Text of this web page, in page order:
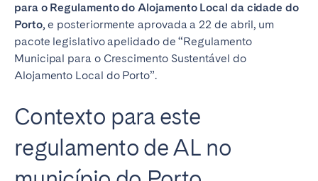
para o Regulamento do Alojamento Local da cidade do
Porto,e posteriormente aprovada a 22 de abril, um
pacote legislativo apelidado de “Regulamento
Municipal para o Crescimento Sustentável do
Alojamento Local do Porto”.
Contexto para este
regulamento de AL no